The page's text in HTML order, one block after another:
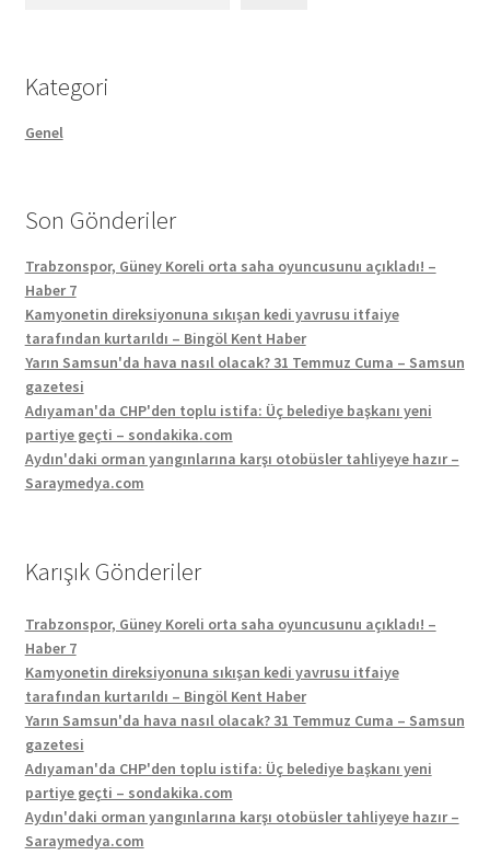
Kategori
Genel
Son Gönderiler
Trabzonspor, Güney Koreli orta saha oyuncusunu açıkladı! –
Haber 7
Kamyonetin direksiyonuna sıkışan kedi yavrusu itfaiye
tarafından kurtarıldı – Bingöl Kent Haber
Yarın Samsun'da hava nasıl olacak? 31 Temmuz Cuma – Samsun
gazetesi
Adıyaman'da CHP'den toplu istifa: Üç belediye başkanı yeni
partiye geçti – sondakika.com
Aydın'daki orman yangınlarına karşı otobüsler tahliyeye hazır –
Saraymedya.com
Karışık Gönderiler
Trabzonspor, Güney Koreli orta saha oyuncusunu açıkladı! –
Haber 7
Kamyonetin direksiyonuna sıkışan kedi yavrusu itfaiye
tarafından kurtarıldı – Bingöl Kent Haber
Yarın Samsun'da hava nasıl olacak? 31 Temmuz Cuma – Samsun
gazetesi
Adıyaman'da CHP'den toplu istifa: Üç belediye başkanı yeni
partiye geçti – sondakika.com
Aydın'daki orman yangınlarına karşı otobüsler tahliyeye hazır –
Saraymedya.com